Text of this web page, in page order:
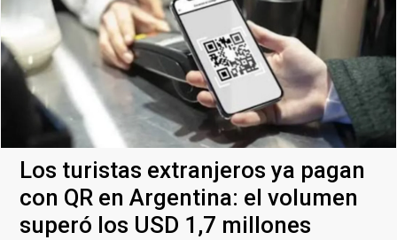
Los turistas extranjeros ya pagan
con QR en Argentina: el volumen
superó los USD 1,7 millones